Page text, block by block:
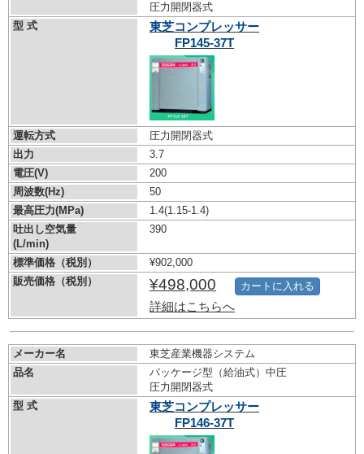
圧力開閉器式
型 式
東芝コンプレッサー
FP145-37T
運転方式
圧力開閉器式
出力
3.7
電圧(V)
200
周波数(Hz)
50
最高圧力(MPa)
1.4(1.15-1.4)
吐出し空気量
(L/min)
390
標準価格（税別）
¥902,000
販売価格（税別）
¥498,000
詳細はこちらへ
カートに入れる
メーカー名
東芝産業機器システム
品名
パッケージ型（給油式）中圧
圧力開閉器式
型 式
東芝コンプレッサー
FP146-37T